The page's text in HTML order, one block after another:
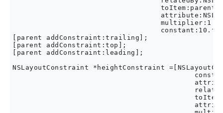
                                   toItem:parent
                                   multiplier:1.0
[parent addConstraint:trailing];
[parent addConstraint:top];
[parent addConstraint:leading];
NSLayoutConstraint *heightConstraint